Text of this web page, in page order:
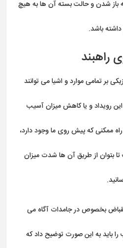
باز شدن و حالت بسته آن ها به هیچ
داشته باشد.
راهبند
بر تمامی موارد و اشیا می توانند
این رویداد و یا کاهش میزان آسیب
ممکنی که پیش روی ما وجود دارد،
بتوان از طریق آن ها شدت میزان
بخصوص در جامدات آگاه می
باید به این صورت توضیح داد که